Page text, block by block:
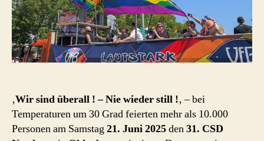
‚Wir sind überall ! – Nie wieder still !‚ – bei
Temperaturen um 30 Grad feierten mehr als 10.000
Personen am Samstag21. Juni 2025den31. CSD